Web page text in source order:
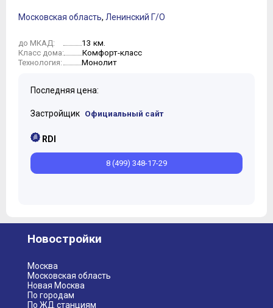
Московская область, Ленинский Г/О
до МКАД: 13 км.
Класс дома: Комфорт-класс
Технология: Монолит
Последняя цена:
Застройщик Официальный сайт
RDI
8 (499) 348-17-29
Новостройки
Москва
Московская область
Новая Москва
По городам
По ЖД станциям